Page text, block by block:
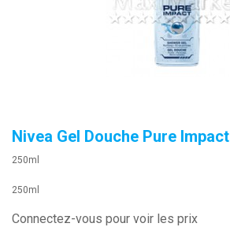
Nivea Gel Douche Pure Impact
250ml
250ml
Connectez-vous pour voir les prix